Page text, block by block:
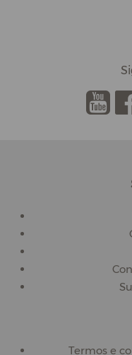
.
Termos e